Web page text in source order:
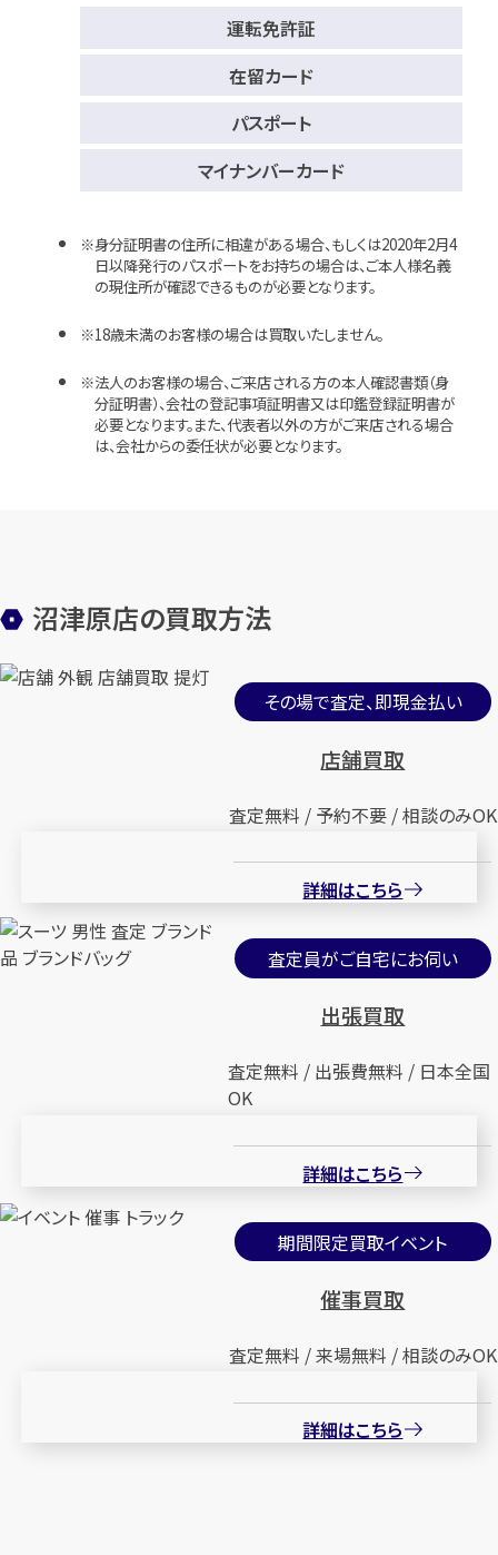
運転免許証
在留カード
パスポート
マイナンバーカード
身分証明書の住所に相違がある場合、もしくは2020年2月4
日以降発行のパスポートをお持ちの場合は、ご本人様名義
の現住所が確認できるものが必要となります。
18歳未満のお客様の場合は買取いたしません。
法人のお客様の場合、ご来店される方の本人確認書類（身
分証明書）、会社の登記事項証明書又は印鑑登録証明書が
必要となります。また、代表者以外の方がご来店される場合
は、会社からの委任状が必要となります。
沼津原店の買取方法
その場で査定、即現金払い
店舗買取
査定無料 / 予約不要 / 相談のみOK
詳細はこちら
査定員がご自宅にお伺い
出張買取
査定無料 / 出張費無料 / 日本全国
OK
詳細はこちら
期間限定買取イベント
催事買取
査定無料 / 来場無料 / 相談のみOK
詳細はこちら